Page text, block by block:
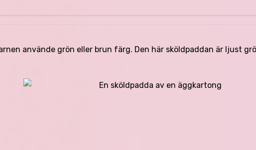
använde grön eller brun färg. Den här sköldpaddan är ljust